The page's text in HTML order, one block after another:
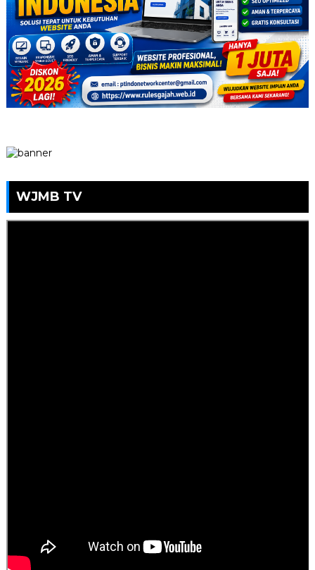
WJMB TV